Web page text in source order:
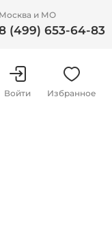
Москва и МО
(499) 653-64-83
Войти Избранное